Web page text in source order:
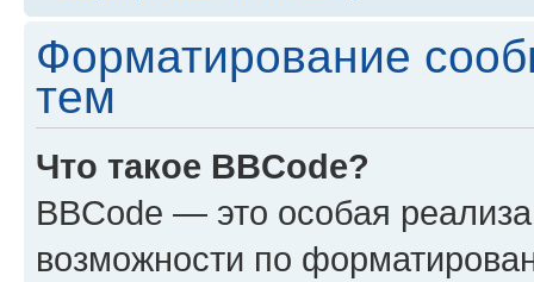
Форматирование
тем
Что такое BBCode?
BBCode — это особая
возможности по